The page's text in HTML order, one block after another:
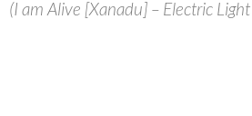
(I am Alive [Xanadu] – Electric